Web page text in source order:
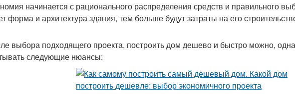
начинается с рационального распределения средств и правильного
форма и архитектура здания, тем больше будут затраты на его
выбора подходящего проекта, построить дом дешево и быстро можно,
следующие нюансы: